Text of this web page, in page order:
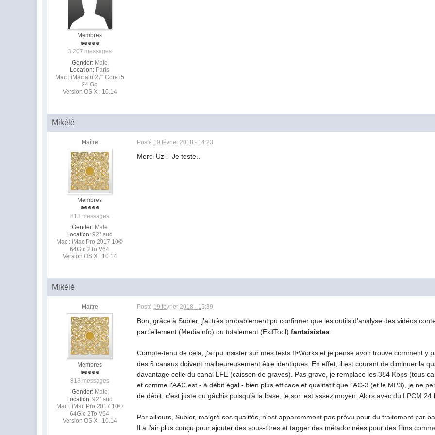
Membres
3 207 messages
Gender: Male
Location: Paris
Mac : iMac alu 27" Core i5
24 Go
Version OS X : 10.14
Mikélé
Maître
Membres
813 messages
Gender: Male
Location: 92° sud
Mac : iMac Pro 2017 10©
64Gio 2To V64
Version OS X : 10.14
Posté 19 février 2018 - 14:23
Merci Uz ! Je teste...
Mikélé
Maître
Membres
813 messages
Gender: Male
Location: 92° sud
Mac : iMac Pro 2017 10©
64Gio 2To V64
Version OS X : 10.14
Posté 19 février 2018 - 15:39
Bon, grâce à Subler, j'ai très probablement pu confirmer que les outils d'analyse des vidéos
partiellement (MediaInfo) ou totalement (ExifTool)fantaisistes.
Compte-tenu de cela, j'ai pu insister sur mes tests ff•Works et je pense avoir trouvé comment y
des 6 canaux doivent malheureusement être identiques. En effet, il est courant de diminuer la
davantage celle du canal LFE (caisson de graves). Pas grave, je remplace les 384 Kbps (tous
et comme l'AAC est - à débit égal - bien plus efficace et qualitatif que l'AC-3 (et le MP3), je ne
de débit, c'est juste du gâchis puisqu'à la base, le son est assez moyen. Alors avec du LPCM
Par ailleurs, Subler, malgré ses qualités, n'est apparemment pas prévu pour du traitement par
Il a l'air plus conçu pour ajouter des sous-titres et tagger des métadonnées pour des films